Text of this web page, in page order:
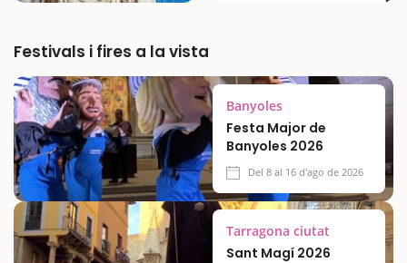
Festivals i fires a la vista
Banyoles
Festa Major de
Banyoles 2026
Del 8 al 16 d'ago de 2026
Tarragona ciutat
Sant Magí 2026